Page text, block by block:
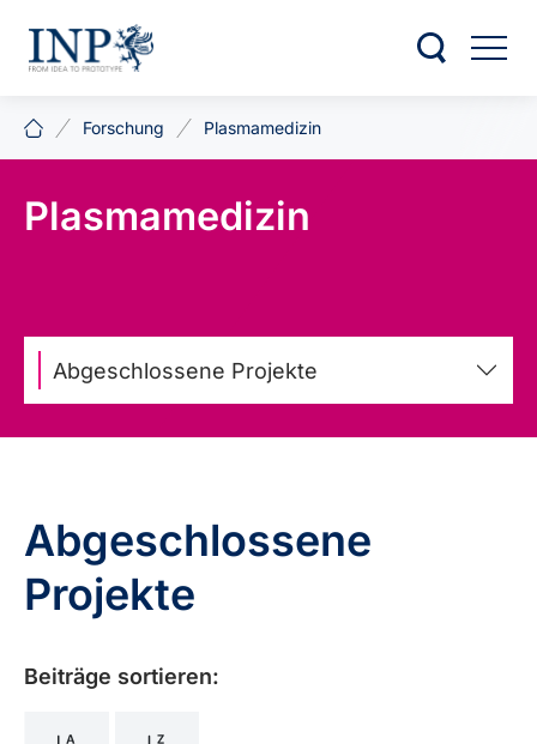
Forschung Plasmamedizin
Plasmamedizin
Abgeschlossene Projekte
Abgeschlossene
Projekte
Beiträge sortieren: